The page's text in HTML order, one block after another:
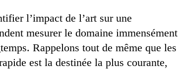
l’impact de l’art sur une
mesurer le domaine immensément
Rappelons tout de même que les
est la destinée la plus courante,